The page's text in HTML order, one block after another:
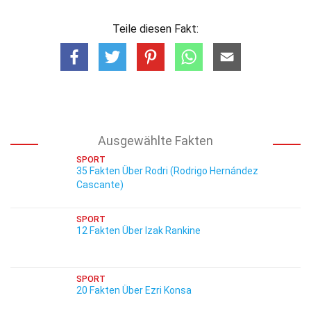
Teile diesen Fakt:
Ausgewählte Fakten
SPORT
35 Fakten Über Rodri (Rodrigo Hernández
Cascante)
SPORT
12 Fakten Über Izak Rankine
SPORT
20 Fakten Über Ezri Konsa